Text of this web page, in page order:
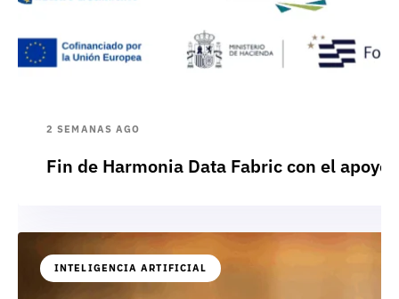
2 SEMANAS AGO
Fin de Harmonia Data Fabric con el apoyo
INTELIGENCIA ARTIFICIAL